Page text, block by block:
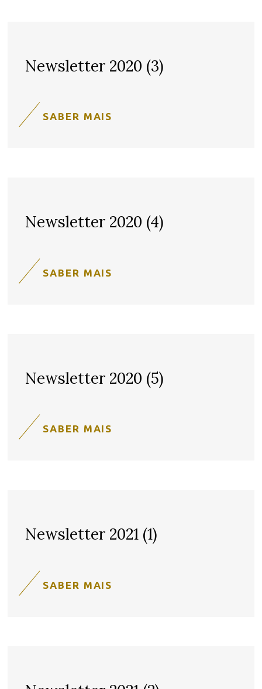
Newsletter 2020 (3)
SABER MAIS
Newsletter 2020 (4)
SABER MAIS
Newsletter 2020 (5)
SABER MAIS
Newsletter 2021 (1)
SABER MAIS